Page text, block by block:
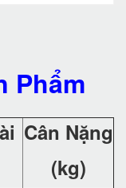
Phẩm
Cân Nặng
(kg)